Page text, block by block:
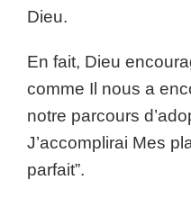
Dieu.
En fait, Dieu
comme Il nous a
notre parcours
J’accomplirai Mes
parfait”.